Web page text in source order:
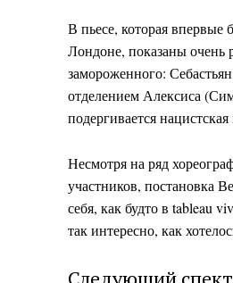
В пьесе, которая впервые
Лондоне, показаны очень
замороженного:
отделением Алексиса
подергивается
Несмотря на ряд
участников, постановка
себя, как будто в tableau
так интересно, как
Следующий